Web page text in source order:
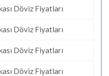
Döviz Fiyatları
Döviz Fiyatları
Döviz Fiyatları
Döviz Fiyatları